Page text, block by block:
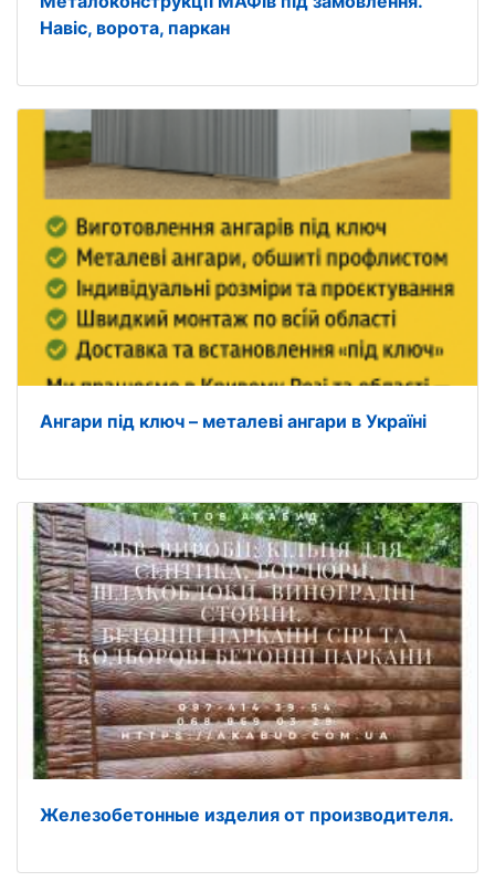
Навіс, ворота, паркан
Ангари під ключ – металеві ангари в Україні
Железобетонные изделия от производителя.